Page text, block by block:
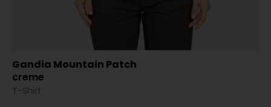
Gandia Mountain Patch
creme
T-Shirt